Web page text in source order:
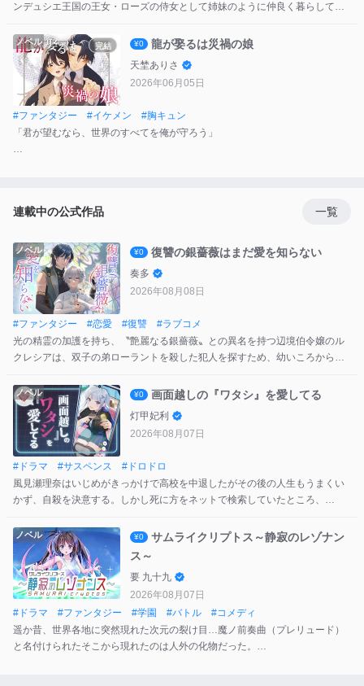
追いつめられた海斗は未来を変えるべくブラックアウトの力を使う。
これは『未来に起こる不幸』への復讐劇だ。
ンデュシエ王国の王女・ローズの侍女として姉妹のように仲良く暮らしてき
しかし飢饉に見舞われた王国のため、ローズが隣国の『冷徹公爵』と悪名高
いアダムと政略結婚することに。危険な男と結婚なんて…と納得できないベ
ロニカだったが、結婚前夜にローズと体が入れ替わってしまう！
大切な人を守るため、入れ替わったままローズとしてアダムと結婚すること
にしたベロニカ。だけど本当のアダムは『冷徹公爵』なんかじゃなくて
――【原案：幸田悠希 イラスト：笹部星那】
ノベル 完結 ¥0 龍が娶るは災禍の娘
天埜ありさ
2026年06月05日
#ファンタジー #イケメン #胸キュン
「君が望むなら、世界のすべてを俺が守ろう」
事故から生き残った母すらも、夫を失ったショックで正気を失い、娘であ
の人々『四聖家』の一員である『青龍』の当主・竜崎蒼司と出会い、運命が
一変する。
連載中の公式作品 一覧
ノベル ¥0 復讐の銀薔薇はまだ愛を知らない
奏多
2026年08月08日
#ファンタジー #恋愛 #復讐 #ラブコメ
光の精霊の加護を持ち、〝艶麗なる銀薔薇〟との異名を持つ辺境伯令嬢のル
クレシアは、双子の弟ローラントを殺した犯人を探すため、幼いころからの
騎士団に潜入する。
ローラントの遺した手記を辿る中で浮かび上がるのは、亡国の陰謀、人身売
買組織、そして騎士団の内に潜む闇。
誰よりも彼女の強さも脆さも知るヴァンは、従者として寄り添いながらも、
決して伝えられぬ恋心を胸に秘めていた。
復讐の〝銀薔薇〟がその剣で切り拓く先に待つのは、真実か、愛か、それと
も――。【イラスト：永弓】
ノベル ¥0 画面越しの『ワタシ』を愛してる
灯甲妃利
2026年08月07日
# ドラマ #サスペンス # ドロドロ
風見瀬理奈はいじめがきっかけで高校を中退したがその後の人生もうまくい
かず、自殺を決意する。しかし死に方をネットで検索していたところ、
メント会社から「新しい人生を送りませんか」と謎の誘いが届く。瀬理奈は
大人気の美女インフルエンサーに骨格だけはそっくりなことから、彼女のフ
リをしてテレビやショーなど「肉体が必要な仕事」をしないかと提案され
る。
言われるがまま受け入れる瀬理奈だったが、インフルエンサーの正体はAIだ
った。瀬理奈の人生は一変していくことになるが…。
ノベル ¥0
サムライクリプトス～静寂のレゾナン
ス～
要 九十九
2026年08月07日
# ドラマ #ファンタジー #学園 #バトル #コメディ
遥か昔、世界各地に突然現れた次元の裂け目…魔ノ前奏曲（プレリュード）
と名付けられたそこから現れたのは人外の化物だった。